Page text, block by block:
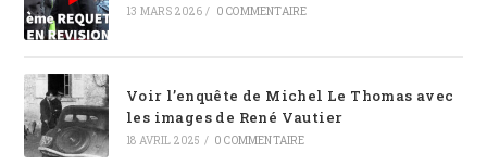
13 MARS 2026 / 0 COMMENTAIRE
Voir l’enquête de Michel Le Thomas avec
les images de René Vautier
18 AVRIL 2025 / 0 COMMENTAIRE